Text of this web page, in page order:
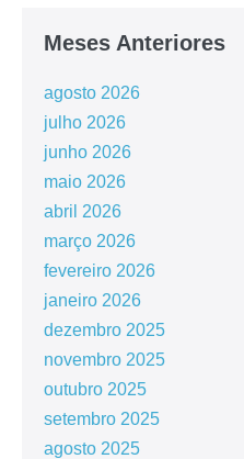
Meses Anteriores
agosto 2026
julho 2026
junho 2026
maio 2026
abril 2026
março 2026
fevereiro 2026
janeiro 2026
dezembro 2025
novembro 2025
outubro 2025
setembro 2025
agosto 2025